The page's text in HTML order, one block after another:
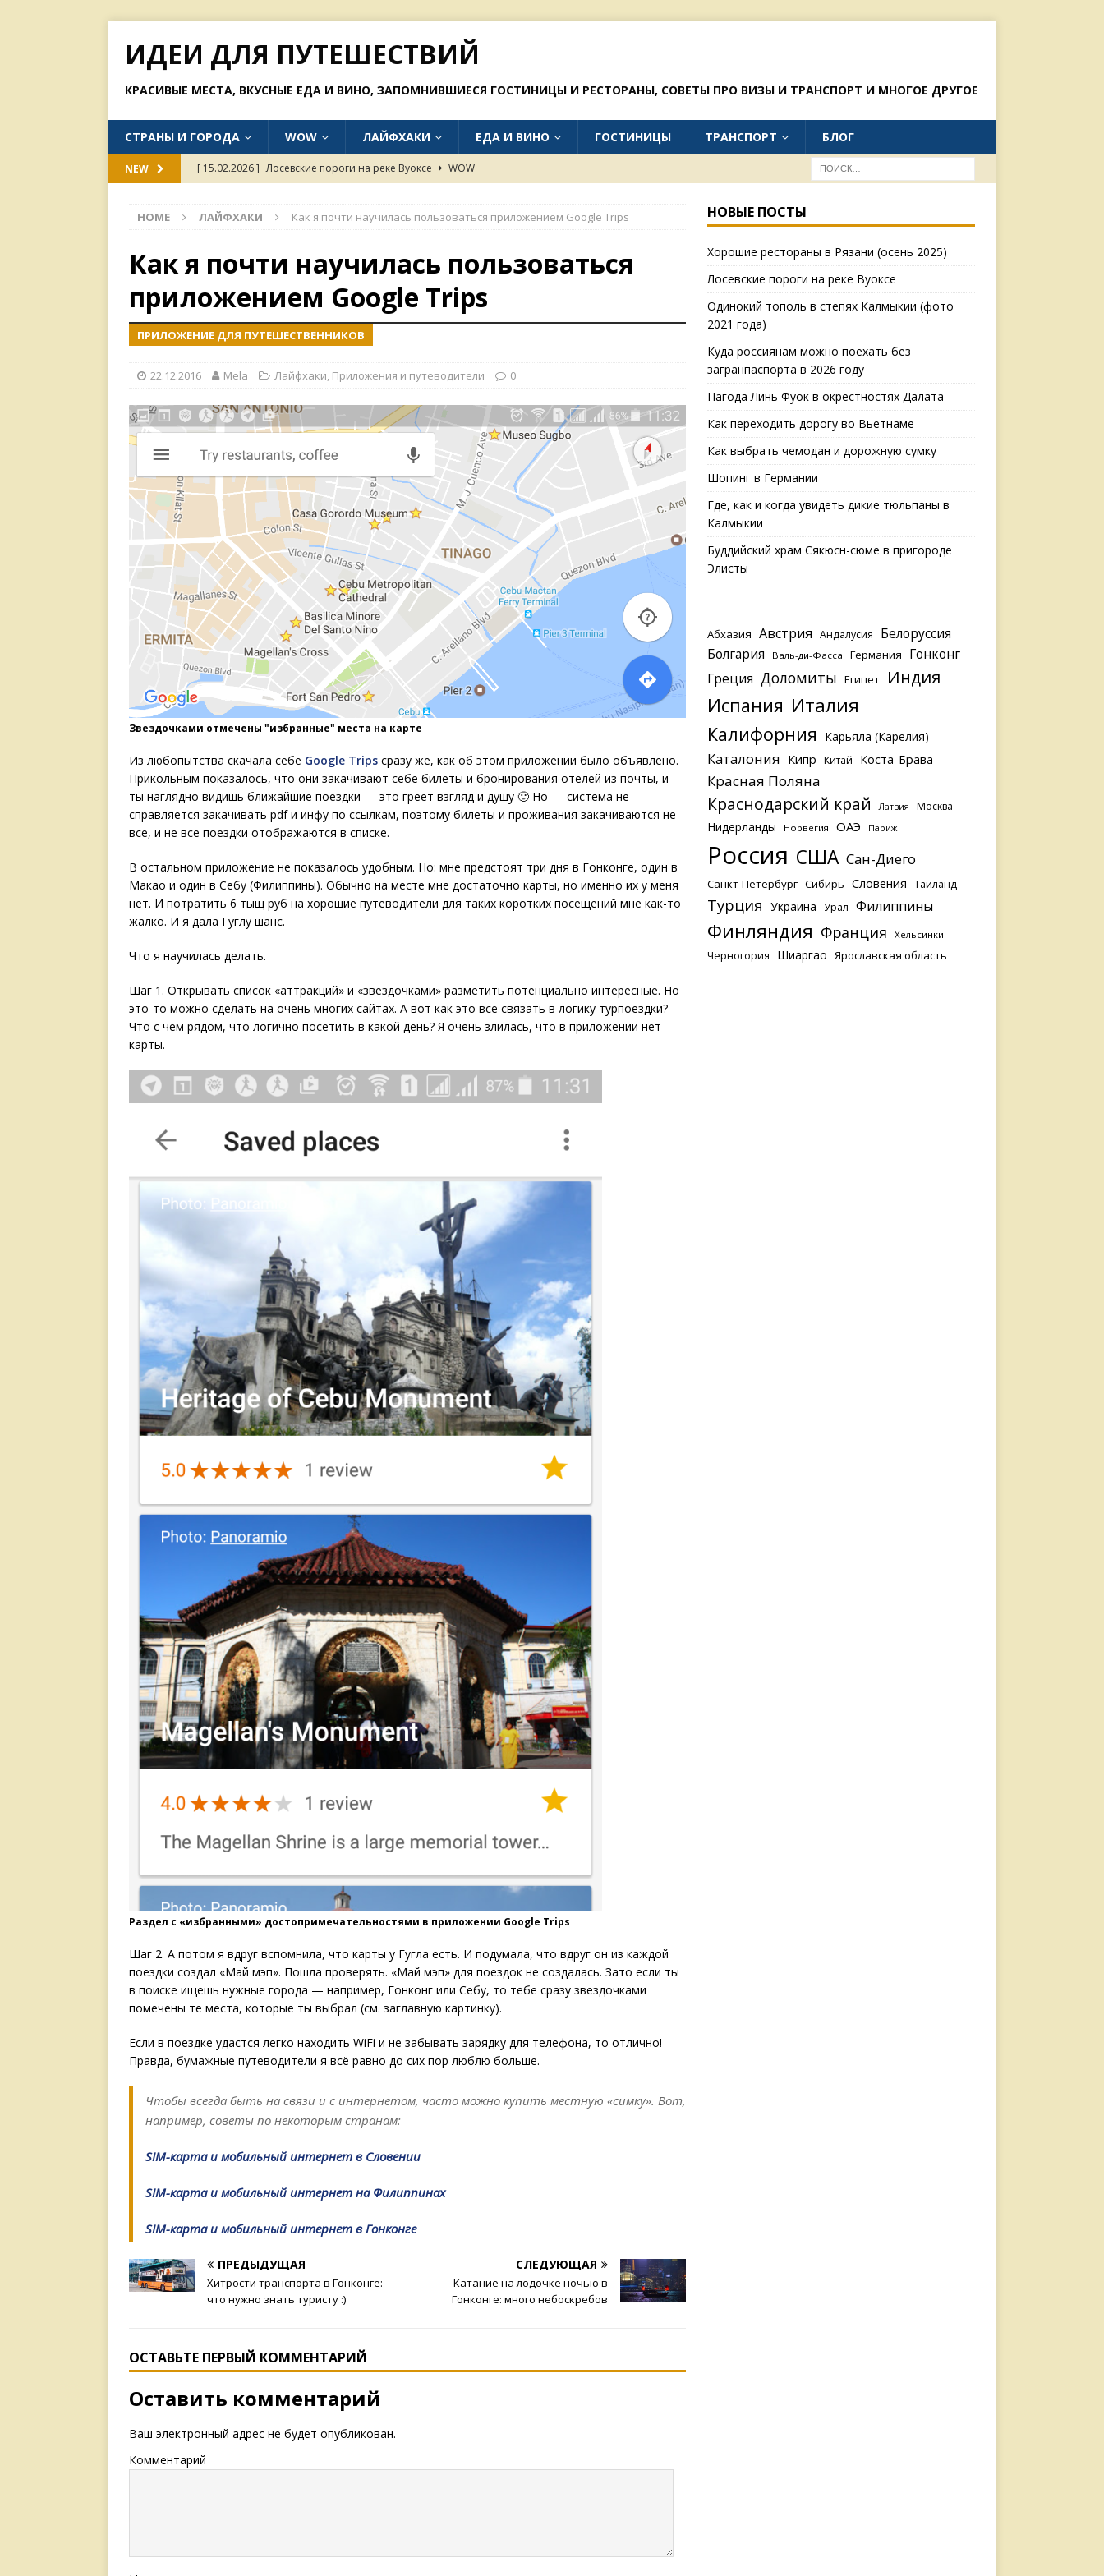
ИДЕИ ДЛЯ ПУТЕШЕСТВИЙ
КРАСИВЫЕ МЕСТА, ВКУСНЫЕ ЕДА И ВИНО, ЗАПОМНИВШИЕСЯ ГОСТИНИЦЫ И РЕСТОРАНЫ, СОВЕТЫ ПРО ВИЗЫ И ТРАНСПОРТ И МНОГОЕ ДРУГОЕ
СТРАНЫ И ГОРОДА WOW ЛАЙФХАКИ ЕДА И ВИНО ГОСТИНИЦЫ ТРАНСПОРТ БЛОГ
NEW [ 15.02.2026 ] Лосевские пороги на реке Вуоксе
WOW
[ 26.01.2026 ]
Куда россиянам можно поехать без загранпаспорта в 2026 году
БЛОГ
Хорошие рестораны в Рязани (осень 2025)
HOME ЛАЙФХАКИ Как я почти научилась пользоваться приложением Google Trips
Как я почти научилась пользоваться
приложением Google Trips
ПРИЛОЖЕНИЕ ДЛЯ ПУТЕШЕСТВЕННИКОВ
22.12.2016 Mela Лайфхаки, Приложения и путеводители 0
Звездочками отмечены "избранные" места на карте
Из любопытства скачала себе Google Trips сразу же, как об этом приложении было объявлено.
Прикольным показалось, что они закачивают себе билеты и бронирования отелей из почты, и
ты наглядно видишь ближайшие поездки — это греет взгляд и душу 🙂 Но — система не
справляется закачивать pdf и инфу по ссылкам, поэтому билеты и проживания закачиваются не
все, и не все поездки отображаются в списке.
В остальном приложение не показалось удобным. Но: мне предстоят три дня в Гонконге, один в
Макао и один в Себу (Филиппины). Обычно на месте мне достаточно карты, но именно их у меня
нет. И потратить 6 тыщ руб на хорошие путеводители для таких коротких посещений мне как-то
жалко. И я дала Гуглу шанс.
Что я научилась делать.
Шаг 1. Открывать список «аттракций» и «звездочками» разметить потенциально интересные. Но
это-то можно сделать на очень многих сайтах. А вот как это всё связать в логику турпоездки?
Что с чем рядом, что логично посетить в какой день? Я очень злилась, что в приложении нет
карты.
Раздел с «избранными» достопримечательностями в приложении Google Trips
Шаг 2. А потом я вдруг вспомнила, что карты у Гугла есть. И подумала, что вдруг он из каждой
поездки создал «Май мэп». Пошла проверять. «Май мэп» для поездок не создалась. Зато если ты
в поиске ищешь нужные города — например, Гонконг или Себу, то тебе сразу звездочками
помечены те места, которые ты выбрал (см. заглавную картинку).
Если в поездке удастся легко находить WiFi и не забывать зарядку для телефона, то отлично!
Правда, бумажные путеводители я всё равно до сих пор люблю больше.
Чтобы всегда быть на связи и с интернетом, часто можно купить местную «симку». Вот,
например, советы по некоторым странам:
SIM-карта и мобильный интернет в Словении
SIM-карта и мобильный интернет на Филиппинах
SIM-карта и мобильный интернет в Гонконге
ПРЕДЫДУЩАЯ
Хитрости транспорта в Гонконге:
что нужно знать туристу :)
СЛЕДУЮЩАЯ
Катание на лодочке ночью в
Гонконге: много небоскребов
ОСТАВЬТЕ ПЕРВЫЙ КОММЕНТАРИЙ
Оставить комментарий
Ваш электронный адрес не будет опубликован.
Комментарий
НОВЫЕ ПОСТЫ
Хорошие рестораны в Рязани (осень 2025)
Лосевские пороги на реке Вуоксе
Одинокий тополь в степях Калмыкии (фото
2021 года)
Куда россиянам можно поехать без
загранпаспорта в 2026 году
Пагода Линь Фуок в окрестностях Далата
Как переходить дорогу во Вьетнаме
Как выбрать чемодан и дорожную сумку
Шопинг в Германии
Где, как и когда увидеть дикие тюльпаны в
Калмыкии
Буддийский храм Сякюсн-сюме в пригороде
Элисты
Абхазия Австрия Андалусия
Белоруссия
Болгария
Валь-ди-Фасса Германия
Гонконг
Греция Доломиты Египет Индия
Испания Италия
Калифорния Карьяла (Карелия)
Каталония Кипр Китай Коста-Брава
Красная Поляна
Краснодарский край Латвия Москва
Нидерланды Норвегия ОАЭ Париж
Россия США Сан-Диего
Санкт-Петербург Сибирь Словения Таиланд
Турция Украина Урал Филиппины
Финляндия Франция Хельсинки
Черногория Шиаргао Ярославская область